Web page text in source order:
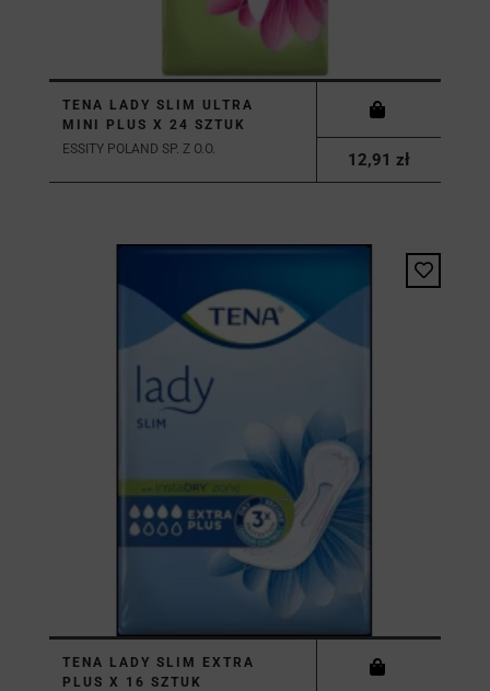
TENA LADY SLIM ULTRA
MINI PLUS X 24 SZTUK
ESSITY POLAND SP. Z O.O.
12,91 zł
TENA LADY SLIM EXTRA
PLUS X 16 SZTUK